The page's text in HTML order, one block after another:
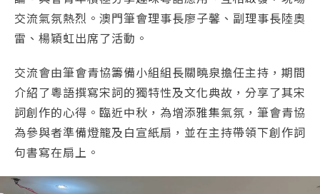
交流氣氛熱烈。澳門筆會理事長廖子馨、副理事長陸奧
雷、楊穎虹出席了活動。
交流會由筆會青協籌備小組組長關曉泉擔任主持，期間
介紹了粵語撰寫宋詞的獨特性及文化典故，分享了其宋
詞創作的心得。臨近中秋，為增添雅集氣氛，筆會青協
為參與者準備燈籠及白宣紙扇，並在主持帶領下創作詞
句書寫在扇上。